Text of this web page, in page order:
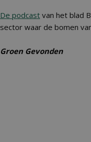
De podcast van het blad
sector waar de bomen
Groen Gevonden